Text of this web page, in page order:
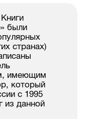
были
странах)
имеющим
который
с 1995
из данной